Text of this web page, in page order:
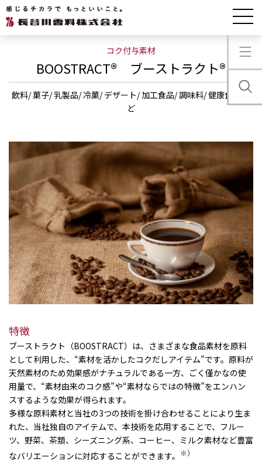
製品情報 ブーストラクト®
コク付与素材
BOOSTRACT® ブーストラクト®
飲料/菓子/乳製品/冷菓/デザート/加工食品/調味料/健康食品
な
ど
特徴
ブーストラクト（BOOSTRACT）は、さまざまな食品素材を原料
として利用した、“素材を活かしたコクだしアイテム”です。原料が
天然素材のため効果感がナチュラルである一方、ごく僅かなの使
用量で、“素材由来のコク感”や“素材ならではの特徴”をエンハン
スするような効果が得られます。
多様な原料素材と当社の3つの技術を掛け合わせることにより生ま
れた、当社独自のアイテムで、本技術を応用することで、フルー
ツ、野菜、茶類、シーズニング系、コーヒー、ミルク素材など豊富
なバリエーションに対応することができます。 ※）